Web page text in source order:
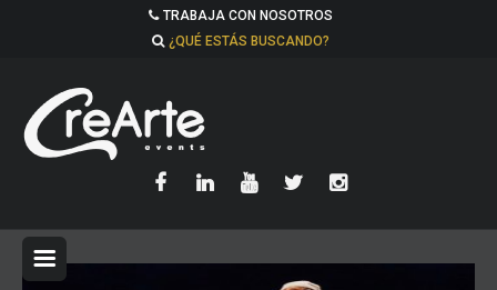
TRABAJA CON NOSOTROS
¿QUÉ ESTÁS BUSCANDO?